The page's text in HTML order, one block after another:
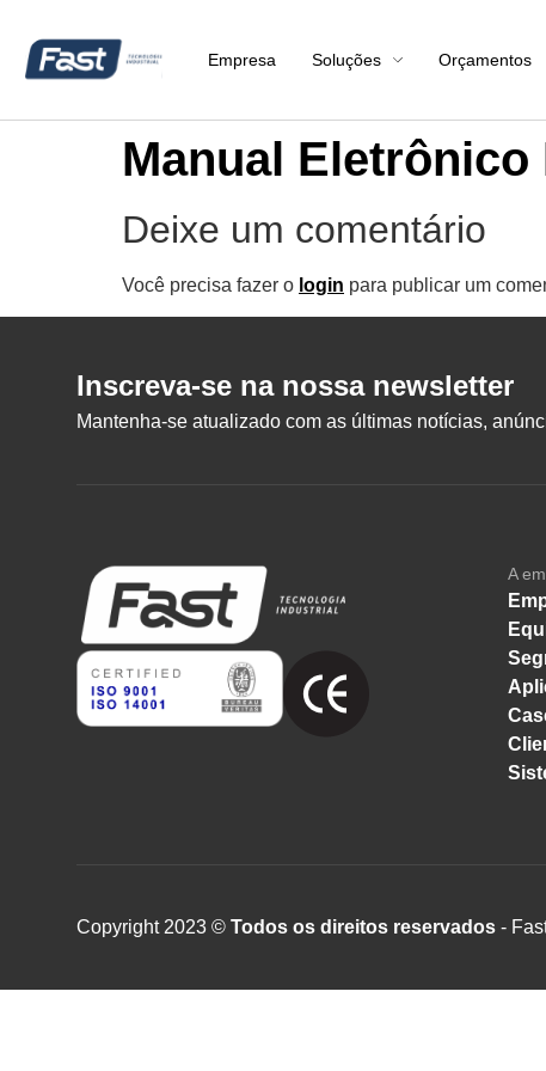
Empresa Soluções Orçamentos
Manual Eletrônico
Deixe um comentário
Você precisa fazer o login para publicar um
Inscreva-se na nossa newsletter
Mantenha-se atualizado com as últimas notícias,
A
Copyright 2023 © Todos os direitos reservados -